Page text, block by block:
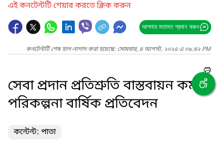
এই কনটেন্টটি শেয়ার করতে ক্লিক করুন
আপনার মতামত প্রদান করুন
কনটেন্টটি শেষ হাল-নাগাদ করা হয়েছে: সোমবার, ৪ আগস্ট, ২০২৫ এ ০৯:৪২ PM
সেবা প্রদান প্রতিশ্রুতি বাস্তবায়ন কর্ম-
পরিকল্পনা বার্ষিক প্রতিবেদন
কন্টেন্ট: পাতা